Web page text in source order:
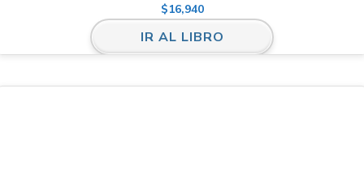
$16,940
IR AL LIBRO